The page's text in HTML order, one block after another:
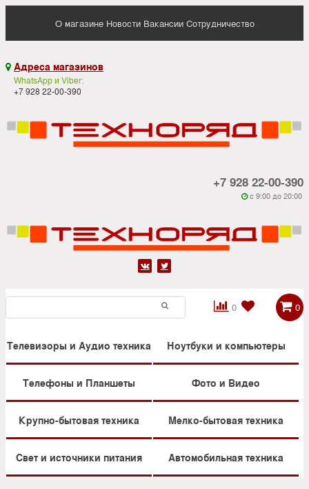
О магазине Новости Вакансии Сотрудничество
 Адреса магазинов
WhatsApp и Viber:
+7 928 22-00-390
+7 928 22-00-390
 c 9:00 до 20:00
 
0

 0
Телевизоры и Аудио техника Ноутбуки и компьютеры
Телефоны и Планшеты Фото и Видео
Крупно-бытовая техника Мелко-бытовая техника
Свет и источники питания Автомобильная техника